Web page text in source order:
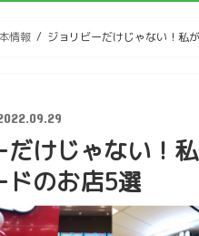
情報 ジョリビーだけじゃない！私
だけじゃない！
ドのお店5選